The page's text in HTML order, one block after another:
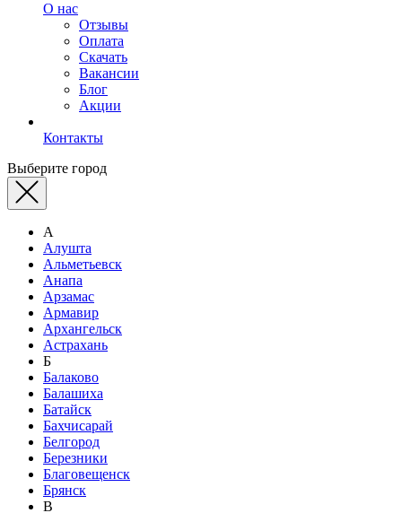
О нас
Отзывы
Оплата
Скачать
Вакансии
Блог
Акции
Контакты
Выберите город
А
Алушта
Альметьевск
Анапа
Арзамас
Армавир
Архангельск
Астрахань
Б
Балаково
Балашиха
Батайск
Бахчисарай
Белгород
Березники
Благовещенск
Брянск
В